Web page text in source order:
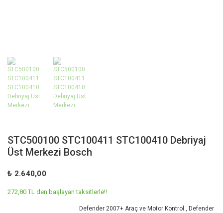
STC500100 STC100411 STC100410 Debriyaj
Üst Merkezi Bosch
₺ 2.640,00
272,80 TL den başlayan taksitlerle!!
Defender 2007+ Araç ve Motor Kontrol ,Defender